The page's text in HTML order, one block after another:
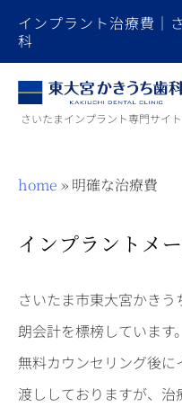
インプラント治療費｜
科
さいたまインプラント専門サイト
home » 明確な治療費
インプラントメ
さいたま市東大宮かき
朗会計を標榜しています。
無料カウンセリング後
渡ししておりますが、